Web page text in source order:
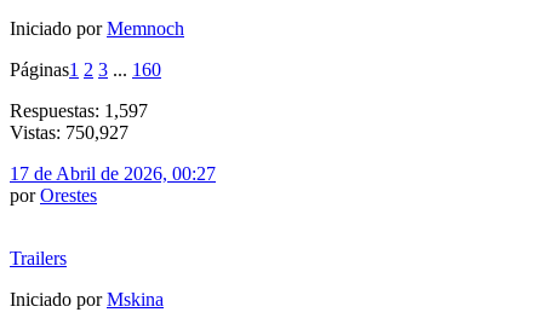
Iniciado porMemnoch
Páginas1 2 3 ... 160
Respuestas: 1,597
Vistas: 750,927
17 de Abril de 2026, 00:27
porOrestes
Trailers
Iniciado porMskina